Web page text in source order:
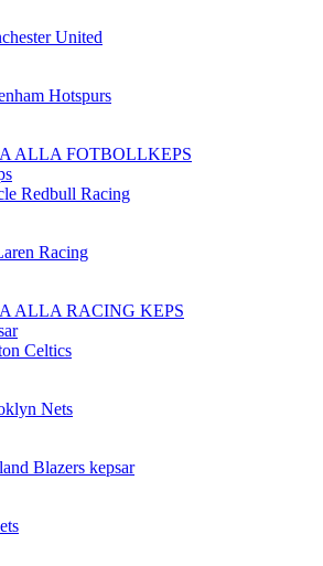
United
Hotspurs
ALLA FOTBOLLKEPS
Redbull Racing
Racing
ALLA RACING KEPS
Celtics
Nets
Blazers kepsar